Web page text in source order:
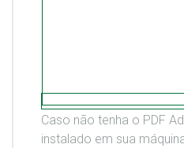
Caso não tenha o PDF
instalado em sua